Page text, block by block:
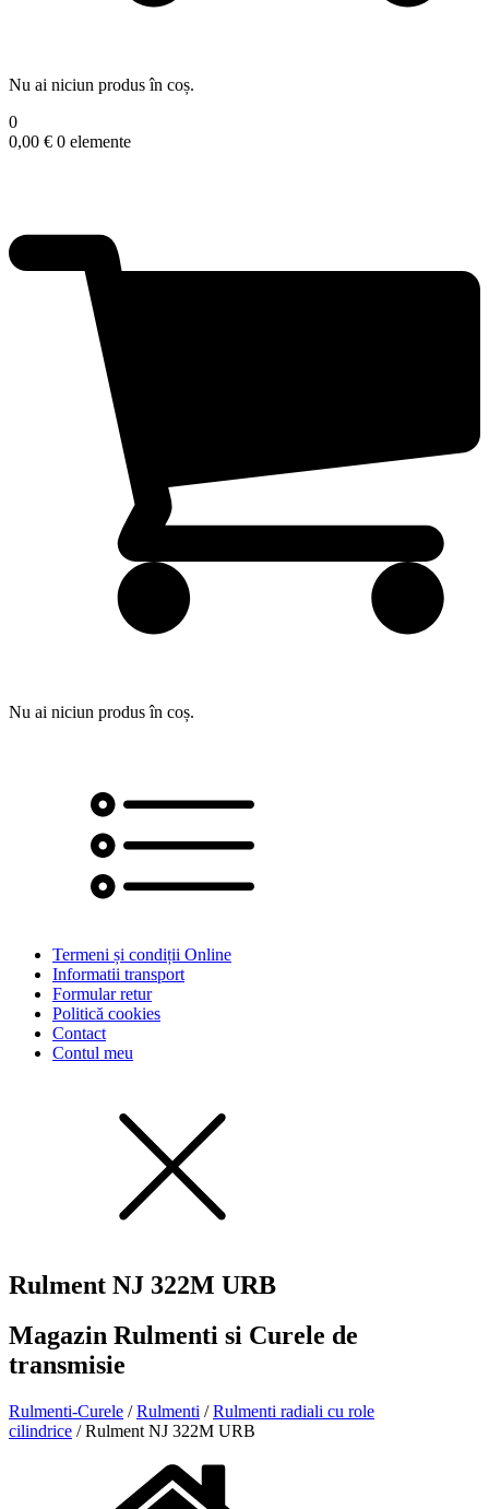
Nu ai niciun produs în coș.
0
0,00 € 0 elemente
Nu ai niciun produs în coș.
Termeni și condiții Online
Informatii transport
Formular retur
Politică cookies
Contact
Contul meu
Rulment NJ 322M URB
Magazin Rulmenti si Curele de
transmisie
Rulmenti-Curele /Rulmenti /Rulmenti radiali cu role
cilindrice / Rulment NJ 322M URB